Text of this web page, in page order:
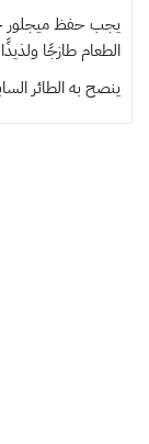
يجب حفظ ميجلور
الطعام طازجًا
ينصح بهالطائر